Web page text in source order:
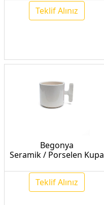
Teklif Alınız
Begonya
Seramik / Porselen Kupa
Teklif Alınız